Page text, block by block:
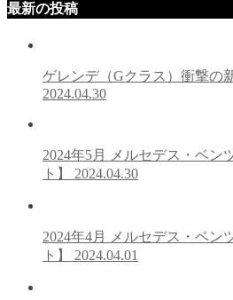
最新の投稿
ゲレンデ（Gクラス）衝撃の
2024.04.30
2024年5月 メルセデス・ベン
ト】 2024.04.30
2024年4月 メルセデス・ベン
ト】 2024.04.01